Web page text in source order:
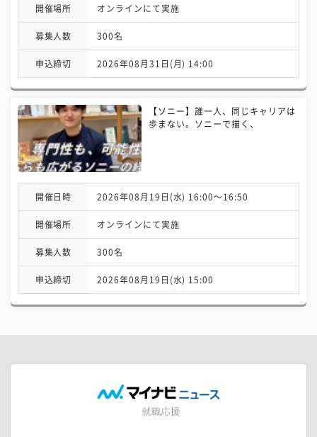
開催場所 オンラインにて実施
募集人数 300名
申込締切 2026年08月31日(月) 14:00
【ソニー】誰一人、同じキャリアは
歩まない。ソニーで描く、
開催日時 2026年08月19日(水) 16:00〜16:50
開催場所 オンラインにて実施
募集人数 300名
申込締切 2026年08月19日(水) 15:00